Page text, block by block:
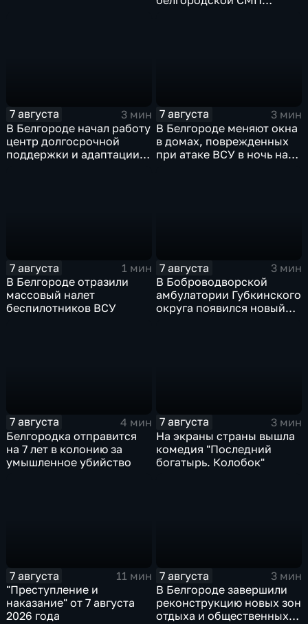
7 августа
3 мин
В Белгороде начал работу
центр долгосрочной
поддержки и адаптации
7 августа
3 мин
В Белгороде меняют окна
в домах, поврежденных
при атаке ВСУ в ночь на
7 августа
1 мин
В Белгороде отразили
массовый налет
беспилотников ВСУ
7 августа
3 мин
В Боброводворской
амбулатории Губкинского
округа появился новый
7 августа
4 мин
Белгородка отправится
на 7 лет в колонию за
умышленное убийство
7 августа
3 мин
На экраны страны вышла
комедия "Последний
богатырь. Колобок"
7 августа
11 мин
"Преступление и
наказание" от 7 августа
2026 года
7 августа
3 мин
В Белгороде завершили
реконструкцию новых зон
отдыха и общественных